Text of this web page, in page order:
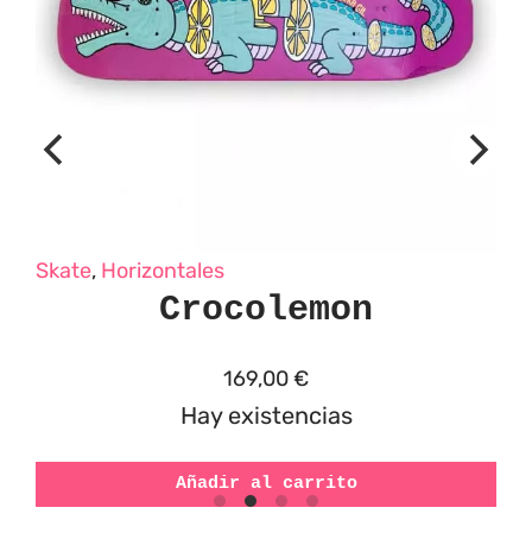
Skate, Horizontales
Crocolemon
169,00€
Hay existencias
Añadir al carrito